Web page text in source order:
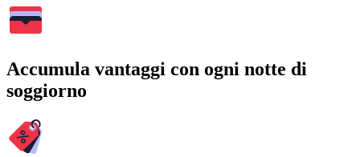
Accumula vantaggi con ogni notte di
soggiorno